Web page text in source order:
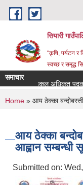
Skip to main content
सियारी
"कृषि, पर्यटन र
स्वच्छ र समृद्ध
समाचार
You are
Home » आय ठेक्का
आय ठेक्का
आह्वान सम्बन्धी
Submitted on: